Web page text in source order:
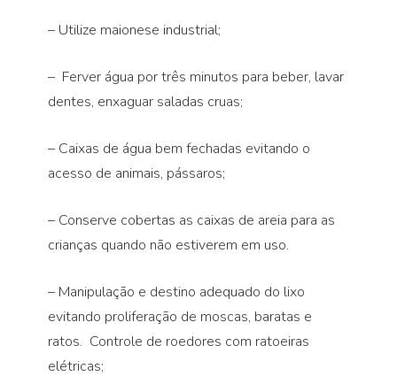
– Utilize maionese industrial;
– Ferver água por três minutos para beber, lavar
dentes, enxaguar saladas cruas;
– Caixas de água bem fechadas evitando o
acesso de animais, pássaros;
– Conserve cobertas as caixas de areia para as
crianças quando não estiverem em uso.
– Manipulação e destino adequado do lixo
evitando proliferação de moscas, baratas e
ratos. Controle de roedores com ratoeiras
elétricas;